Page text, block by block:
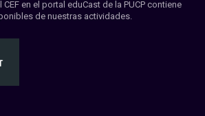
en el portal eduCast de la PUCP contiene
de nuestras actividades.